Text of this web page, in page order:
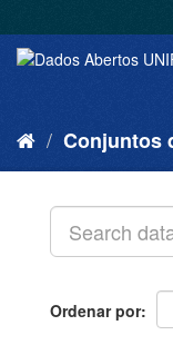
Conjuntos
Ordenar por